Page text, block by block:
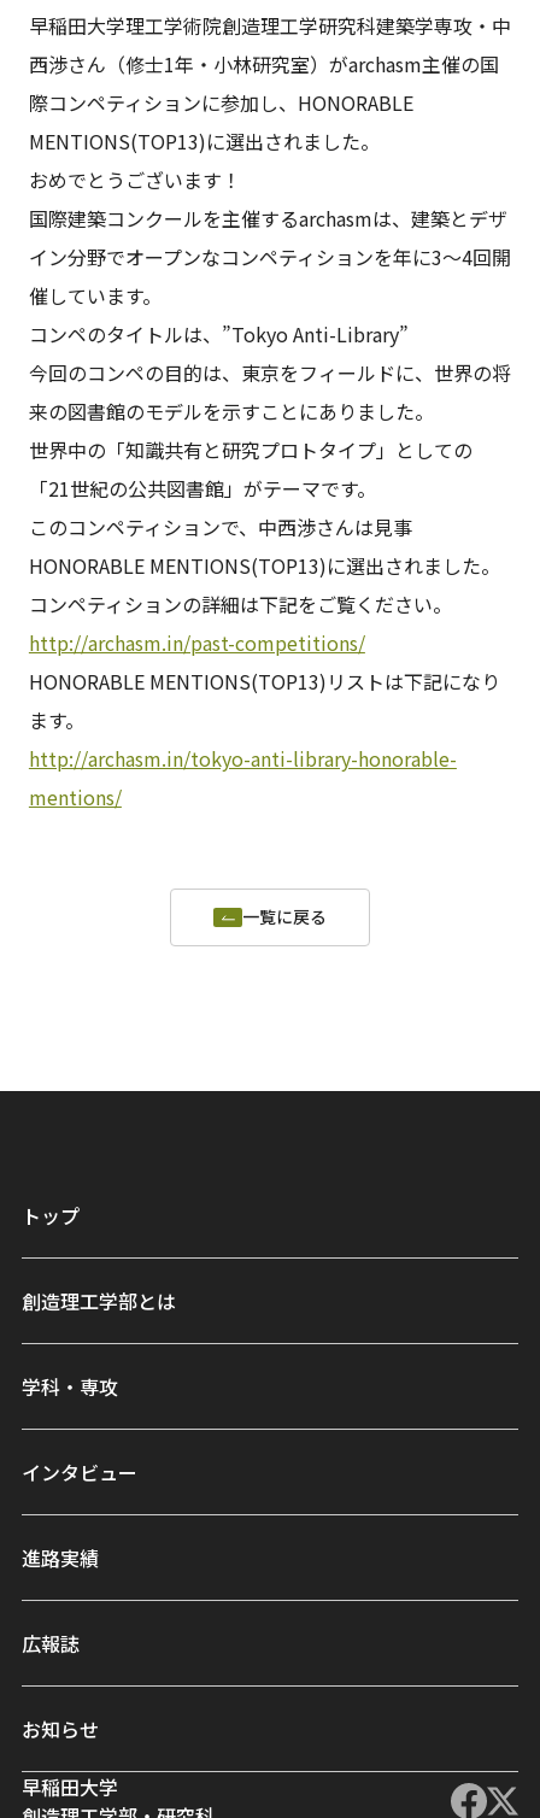
早稲田大学理工学術院創造理工学研究科建築学専攻・中
西渉さん（修士1年・小林研究室）がarchasm主催の国
際コンペティションに参加し、HONORABLE
MENTIONS(TOP13)に選出されました。
おめでとうございます！
国際建築コンクールを主催するarchasmは、建築とデザ
イン分野でオープンなコンペティションを年に3～4回開
催しています。
コンペのタイトルは、”Tokyo Anti-Library”
今回のコンペの目的は、東京をフィールドに、世界の将
来の図書館のモデルを示すことにありました。
世界中の「知識共有と研究プロトタイプ」としての
「21世紀の公共図書館」がテーマです。
このコンペティションで、中西渉さんは見事
HONORABLE MENTIONS(TOP13)に選出されました。
コンペティションの詳細は下記をご覧ください。
http://archasm.in/past-competitions/
HONORABLE MENTIONS(TOP13)リストは下記になり
ます。
http://archasm.in/tokyo-anti-library-honorable-
mentions/
一覧に戻る
早稲田大学
トップ
創造理工学部とは
学科・専攻
インタビュー
進路実績
広報誌
お知らせ